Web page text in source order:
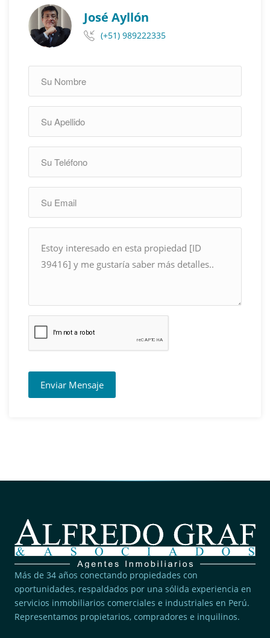
José Ayllón
(+51) 989222335
Enviar Mensaje
Más de 34 años conectando propiedades con
oportunidades, respaldados por una sólida experiencia en
servicios inmobiliarios comerciales e industriales en Perú.
Representamos propietarios, compradores e inquilinos.